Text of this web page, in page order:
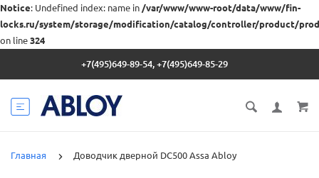
Notice: Undefined index: name in /var/www/www-root/data/www/fin-
locks.ru/system/storage/modification/catalog/controller/product/
on line 324
+7(495)649-89-54, +7(495)649-85-29
Главная Доводчик дверной DC500 Assa Abloy